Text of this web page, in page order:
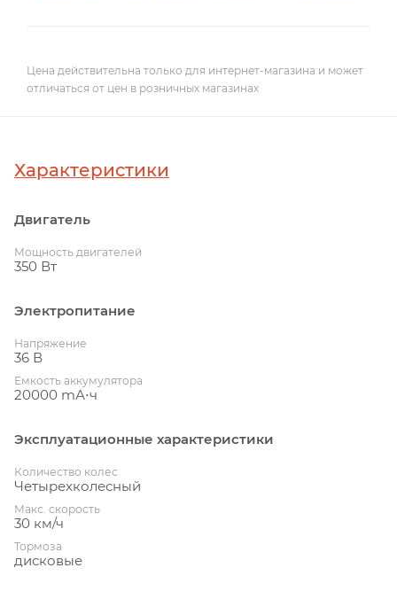
Цена действительна только для интернет-магазина и может
отличаться от цен в розничных магазинах
Характеристики
Двигатель
Мощность двигателей
350 Вт
Электропитание
Напряжение
36 В
Емкость аккумулятора
20000 mА⋅ч
Эксплуатационные характеристики
Количество колес
Четырехколесный
Макс. скорость
30 км/ч
Тормоза
дисковые